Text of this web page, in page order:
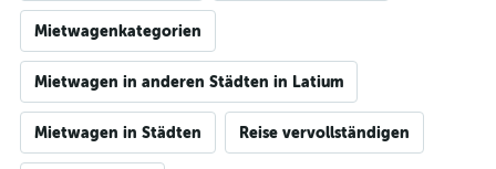
Mietwagenkategorien
Mietwagen in anderen Städten in Latium
Mietwagen in Städten Reise vervollständigen